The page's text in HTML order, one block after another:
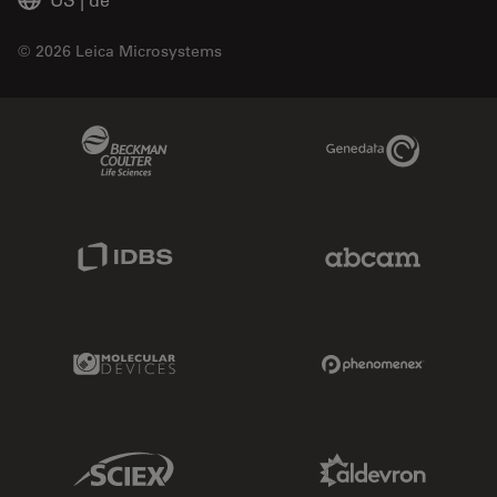
© 2026 Leica Microsystems
Genedata Link
Molecular Devices Link
Sciex Link